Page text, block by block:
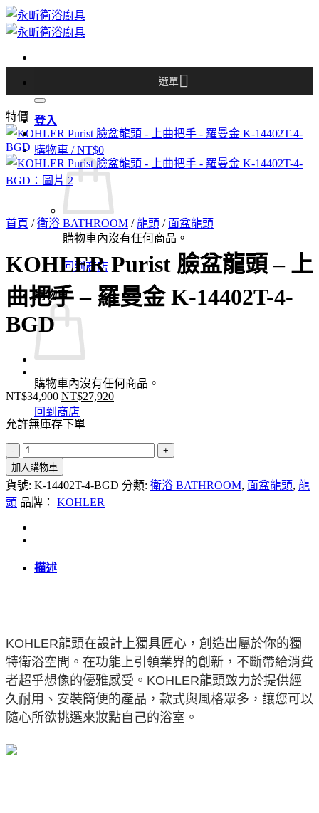
Skip
to
content
尋
關
鍵
字:
登入
購物車 /NT$0
購物車內沒有任何商品。
回到商店
購物車
購物車內沒有任何商品。
回到商店
選單
特價
首頁 / 衛浴 BATHROOM / 龍頭 / 面盆龍頭
KOHLER Purist 臉盆龍頭 – 上
曲把手 – 羅曼金 K-14402T-4-
BGD
NT$34,900 原
始
價
NT$27,920目
允許無庫存下單
KOHLER
Purist
臉
盆
龍
頭
-
羅
曼
金
K-
14402T-
4-
BGD
加入購物車
貨號: K-14402T-4-BGD 分類: 衛浴 BATHROOM, 面盆龍頭, 龍
頭 品牌： KOHLER
描述
KOHLER龍頭在設計上獨具匠心，創造出屬於你的獨
特衛浴空間。在功能上引領業界的創新，不斷帶給消費
者超乎想像的優雅感受。 KOHLER龍頭致力於提供經
久耐用、安裝簡便的產品，款式與風格眾多，讓您可以
隨心所欲挑選來妝點自己的浴室。